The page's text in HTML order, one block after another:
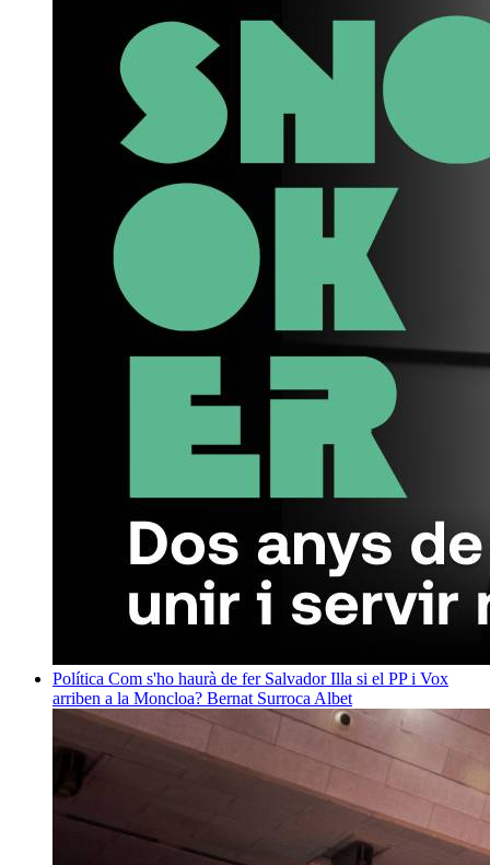
Política Com s'ho haurà de fer Salvador Illa si el PP i Vox
arriben a la Moncloa? Bernat Surroca Albet